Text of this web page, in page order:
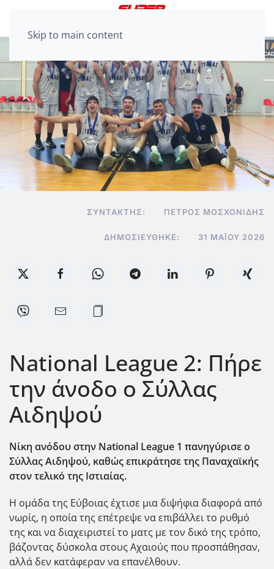
Skip to main content
ΣΥΝΤΆΚΤΗΣ: ΠΈΤΡΟΣ ΜΟΣΧΟΝΊΔΗΣ
ΔΗΜΟΣΙΕΎΘΗΚΕ: 31 ΜΑΪ́ΟΥ 2026
National League 2: Πήρε
την άνοδο ο Σύλλας
Αιδηψού
Νίκη ανόδου στην National League 1 πανηγύρισε ο
Σ΄υλλας Αιδηψού, καθώς επικράτησε της Παναχαϊκής
στον τελικό της Ιστιαίας.
Η ομάδα της Εύβοιας έχτισε μια διψήφια διαφορά από
νωρίς, η οποία της επέτρεψε να επιβάλλει το ρυθμό
της και να διαχειριστεί το ματς με τον δικό της τρόπο,
βάζοντας δύσκολα στους Αχαιούς που προσπάθησαν,
αλλά δεν κατάφεραν να επανέλθουν.